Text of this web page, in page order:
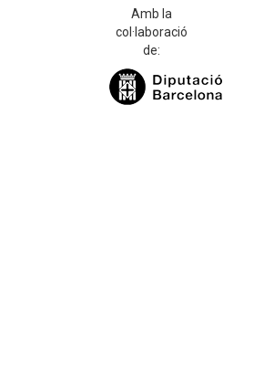
Amb la
col·laboració
de: